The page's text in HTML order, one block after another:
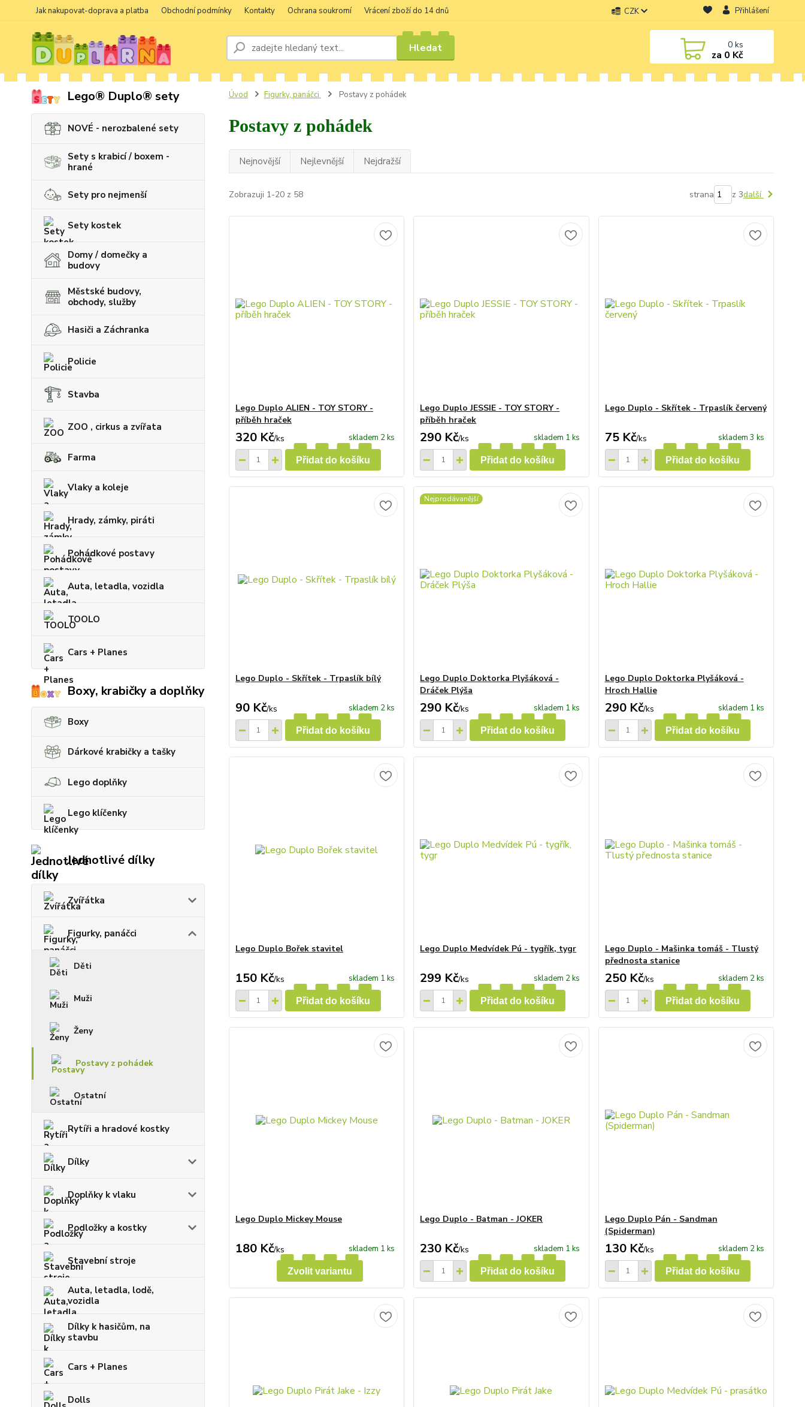
Jak nakupovat-doprava a platba Obchodní podmínky Kontakty Ochrana soukromí Vrácení zboží do 14 dnů CZK Přihlášení
Hledat 0ks
za 0 Kč
Lego® Duplo® sety
NOVÉ - nerozbalené sety
Sety s krabicí / boxem -
hrané
Sety pro nejmenší
Sety kostek
Domy / domečky a
budovy
Městské budovy,
obchody, služby
Hasiči a Záchranka
Policie
Stavba
ZOO , cirkus a zvířata
Farma
Vlaky a koleje
Hrady, zámky, piráti
Pohádkové postavy
Auta, letadla, vozidla
TOOLO
Cars + Planes
Boxy, krabičky a doplňky
Boxy
Dárkové krabičky a tašky
Lego doplňky
Lego klíčenky
Jednotlivé dílky
Zvířátka
Figurky, panáčci
Děti
Muži
Ženy
Postavy z pohádek
Ostatní
Rytíři a hradové kostky
Dílky
Doplňky k vlaku
Podložky a kostky
Stavební stroje
Auta, letadla, lodě,
vozidla
Dílky k hasičům, na
stavbu
Cars + Planes
Dolls
Úvod Figurky, panáčci Postavy z pohádek
Postavy z pohádek
Nejnovější Nejlevnější Nejdražší
Zobrazuji 1-20 z 58 strana z 3další
Lego Duplo ALIEN - TOY STORY -
příběh hraček
320 Kč/ks skladem 2 ks
Přidat do košíku
Lego Duplo JESSIE - TOY STORY -
příběh hraček
290 Kč/ks skladem 1 ks
Přidat do košíku
Lego Duplo - Skřítek - Trpaslík červený
75 Kč/ks skladem 3 ks
Přidat do košíku
Lego Duplo - Skřítek - Trpaslík bílý
90 Kč/ks skladem 2 ks
Přidat do košíku
Nejprodávanější
Lego Duplo Doktorka Plyšáková -
Dráček Plýša
290 Kč/ks skladem 1 ks
Přidat do košíku
Lego Duplo Doktorka Plyšáková -
Hroch Hallie
290 Kč/ks skladem 1 ks
Přidat do košíku
Lego Duplo Bořek stavitel
150 Kč/ks skladem 1 ks
Přidat do košíku
Lego Duplo Medvídek Pú - tygřík, tygr
299 Kč/ks skladem 2 ks
Přidat do košíku
Lego Duplo - Mašinka tomáš - Tlustý
přednosta stanice
250 Kč/ks skladem 2 ks
Přidat do košíku
Lego Duplo Mickey Mouse
180 Kč/ks skladem 1 ks
Zvolit variantu
Lego Duplo - Batman - JOKER
230 Kč/ks skladem 1 ks
Přidat do košíku
Lego Duplo Pán - Sandman
(Spiderman)
130 Kč/ks skladem 2 ks
Přidat do košíku